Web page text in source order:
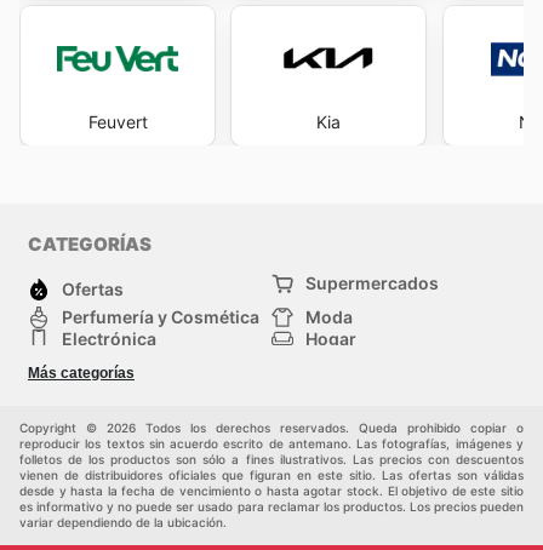
Feuvert Kia
CATEGORÍAS
Ofertas
Supermercados
Perfumería y Cosmética
Moda
Electrónica
Hogar
Deporte
Juguetes y bebés
Más categorías
Copyright © 2026 Todos los derechos reservados. Queda prohibido copiar o
reproducir los textos sin acuerdo escrito de antemano. Las fotografías, imágenes y
folletos de los productos son sólo a fines ilustrativos. Las precios con descuentos
vienen de distribuidores oficiales que figuran en este sitio. Las ofertas son válidas
desde y hasta la fecha de vencimiento o hasta agotar stock. El objetivo de este sitio
es informativo y no puede ser usado para reclamar los productos. Los precios pueden
variar dependiendo de la ubicación.